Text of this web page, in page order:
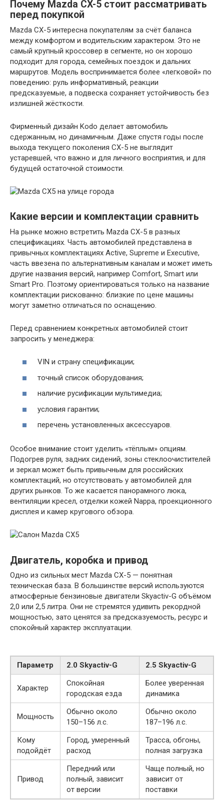
Почему Mazda CX-5 стоит рассматривать
перед покупкой
Mazda CX-5 интересна покупателям за счёт баланса
между комфортом и водительским характером. Это не
самый крупный кроссовер в сегменте, но он хорошо
подходит для города, семейных поездок и дальних
маршрутов. Модель воспринимается более «легковой» по
поведению: руль информативный, реакции
предсказуемые, а подвеска сохраняет устойчивость без
излишней жёсткости.
Фирменный дизайн Kodo делает автомобиль
сдержанным, но динамичным. Даже спустя годы после
выхода текущего поколения CX-5 не выглядит
устаревшей, что важно и для личного восприятия, и для
будущей остаточной стоимости.
Какие версии и комплектации сравнить
На рынке можно встретить Mazda CX-5 в разных
спецификациях. Часть автомобилей представлена в
привычных комплектациях Active, Supreme и Executive,
часть ввезена по альтернативным каналам и может иметь
другие названия версий, например Comfort, Smart или
Smart Pro. Поэтому ориентироваться только на название
комплектации рискованно: близкие по цене машины
могут заметно отличаться по оснащению.
Перед сравнением конкретных автомобилей стоит
запросить у менеджера:
VIN и страну спецификации;
точный список оборудования;
наличие русификации мультимедиа;
условия гарантии;
перечень установленных аксессуаров.
Особое внимание стоит уделить «тёплым» опциям.
Подогрев руля, задних сидений, зоны стеклоочистителей
и зеркал может быть привычным для российских
комплектаций, но отсутствовать у автомобилей для
других рынков. То же касается панорамного люка,
вентиляции кресел, отделки кожей Nappa, проекционного
дисплея и камер кругового обзора.
Двигатель, коробка и привод
Одно из сильных мест Mazda CX-5 — понятная
техническая база. В большинстве версий используются
атмосферные бензиновые двигатели Skyactiv-G объёмом
2,0 или 2,5 литра. Они не стремятся удивить рекордной
мощностью, зато ценятся за предсказуемость, ресурс и
спокойный характер эксплуатации.
Параметр 2.0 Skyactiv-G 2.5 Skyactiv-G
Характер
Спокойная
городская езда
Более уверенная
динамика
Мощность
Обычно около
150–156 л.с.
Обычно около
187–196 л.с.
Кому
подойдёт
Город, умеренный
расход
Трасса, обгоны,
полная загрузка
Привод
Передний или
полный, зависит
от версии
Чаще полный, но
зависит от
поставки